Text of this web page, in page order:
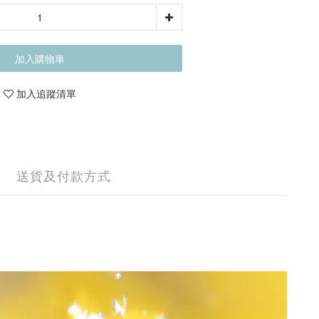
加入購物車
加入追蹤清單
送貨及付款方式